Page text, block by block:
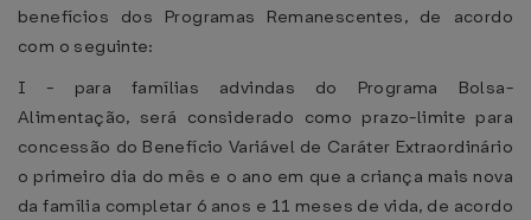
benefícios dos Programas Remanescentes, de acordo
com o seguinte:
I - para famílias advindas do Programa Bolsa-
Alimentação, será considerado como prazo-limite para
concessão do Benefício Variável de Caráter Extraordinário
o primeiro dia do mês e o ano em que a criança mais nova
da família completar 6 anos e 11 meses de vida, de acordo